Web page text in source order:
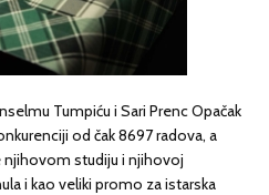
Tumpiću i Sari Prenc Opačak
od čak 8697 radova, a
studiju i njihovoj
i kao veliki promo za istarska